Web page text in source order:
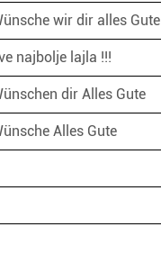
wir dir alles Gute
najbolje lajla !!!
dir Alles Gute
Alles Gute